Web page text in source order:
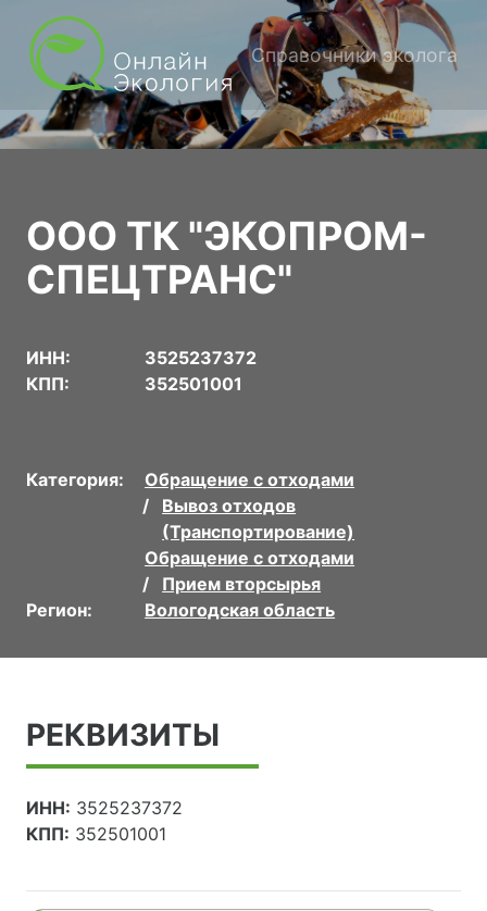
Справочники эколога
ООО ТК "ЭКОПРОМ-
СПЕЦТРАНС"
ИНН:
3525237372
КПП:
352501001
Категория:
Обращение с отходами
Вывоз отходов
(Транспортирование)
Обращение с отходами
Прием вторсырья
Регион:
Вологодская область
РЕКВИЗИТЫ
ИНН: 3525237372
КПП: 352501001